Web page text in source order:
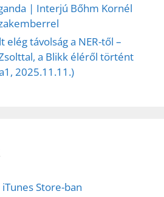
| Interjú Bőhm Kornél
távolság a NER-től –
a Blikk éléről történt
2025.11.11.)
Store-ban